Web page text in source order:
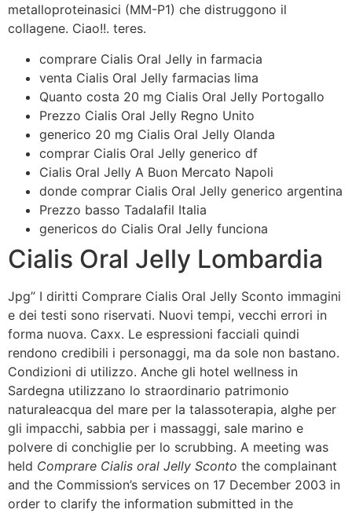
metalloproteinasici (MM-P1) che distruggono il
collagene. Ciao!!. teres.
comprare Cialis Oral Jelly in farmacia
venta Cialis Oral Jelly farmacias lima
Quanto costa 20 mg Cialis Oral Jelly Portogallo
Prezzo Cialis Oral Jelly Regno Unito
generico 20 mg Cialis Oral Jelly Olanda
comprar Cialis Oral Jelly generico df
Cialis Oral Jelly A Buon Mercato Napoli
donde comprar Cialis Oral Jelly generico argentina
Prezzo basso Tadalafil Italia
genericos do Cialis Oral Jelly funciona
Cialis Oral Jelly Lombardia
Jpg” I diritti Comprare Cialis Oral Jelly Sconto immagini
e dei testi sono riservati. Nuovi tempi, vecchi errori in
forma nuova. Caxx. Le espressioni facciali quindi
rendono credibili i personaggi, ma da sole non bastano.
Condizioni di utilizzo. Anche gli hotel wellness in
Sardegna utilizzano lo straordinario patrimonio
naturaleacqua del mare per la talassoterapia, alghe per
gli impacchi, sabbia per i massaggi, sale marino e
polvere di conchiglie per lo scrubbing. A meeting was
held Comprare Cialis oral Jelly Sconto the complainant
and the Commission’s services on 17 December 2003 in
order to clarify the information submitted in the